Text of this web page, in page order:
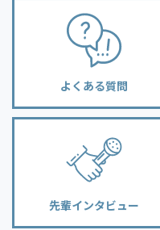
よくある質問
先輩インタビュー